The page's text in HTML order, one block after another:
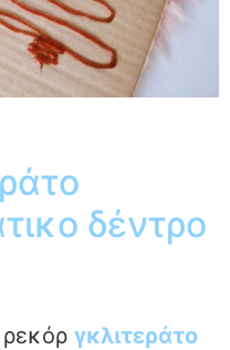
δέντρο
γκλιτεράτο